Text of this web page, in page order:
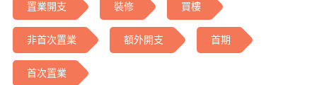
置業開支 裝修 買樓
非首次置業 額外開支 首期
首次置業